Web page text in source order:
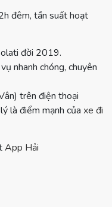
đêm, tần suất hoạt
đời 2019.
nhanh chóng, chuyên
trên điện thoại
là điểm mạnh của xe đi
App Hải